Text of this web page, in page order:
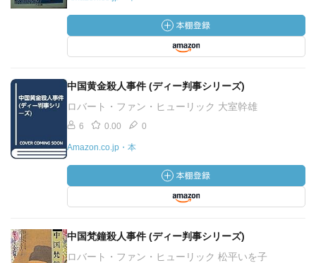
中国黄金殺人事件 (ディー判事シリーズ)
ロバート・ファン・ヒューリック 大室幹雄
6 0.00 0
Amazon.co.jp・本
中国梵鐘殺人事件 (ディー判事シリーズ)
ロバート・ファン・ヒューリック 松平いを子